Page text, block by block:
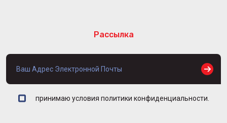
Рассылка
принимаю условия политики конфиденциальности.